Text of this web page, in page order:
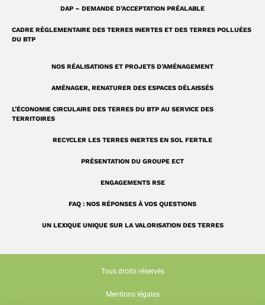
DAP – DEMANDE D’ACCEPTATION PRÉALABLE
CADRE RÉGLEMENTAIRE DES TERRES INERTES ET DES TERRES POLLUÉES
DU BTP
NOS RÉALISATIONS ET PROJETS D’AMÉNAGEMENT
AMÉNAGER, RENATURER DES ESPACES DÉLAISSÉS
L’ÉCONOMIE CIRCULAIRE DES TERRES DU BTP AU SERVICE DES
TERRITOIRES
RECYCLER LES TERRES INERTES EN SOL FERTILE
PRÉSENTATION DU GROUPE ECT
ENGAGEMENTS RSE
FAQ : NOS RÉPONSES À VOS QUESTIONS
UN LEXIQUE UNIQUE SUR LA VALORISATION DES TERRES
Tous droits réservés
Mentions légales